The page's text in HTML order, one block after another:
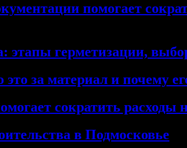
помогает
герметизации,
за материал и почему
сократить расходы
в Подмосковье